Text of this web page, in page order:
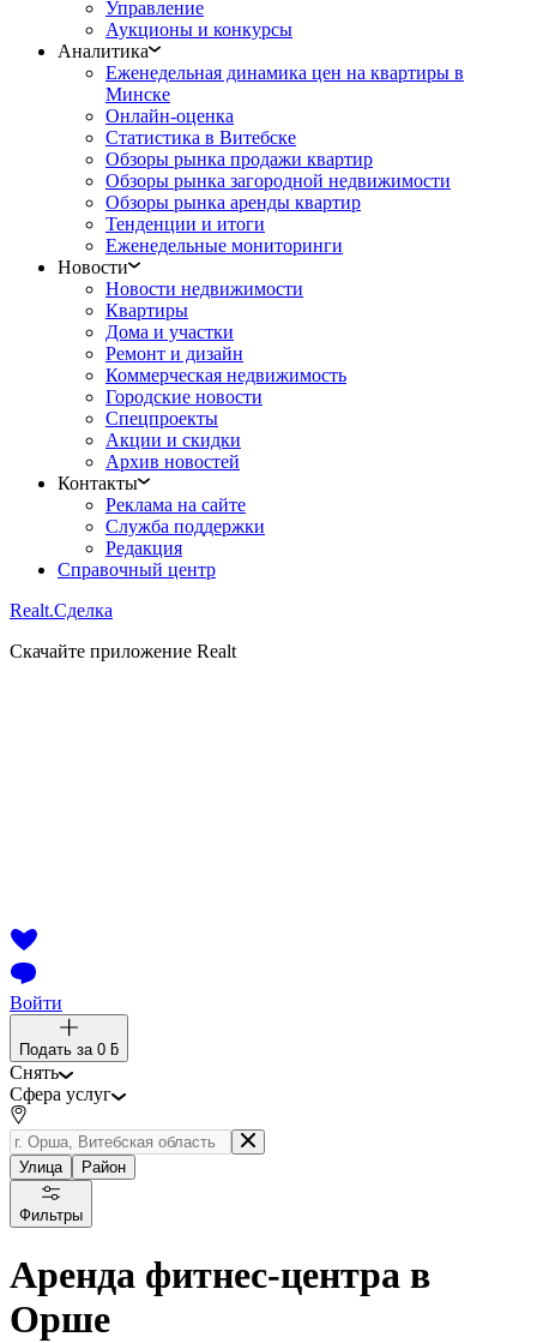
Управление
Аукционы и конкурсы
Аналитика
Еженедельная динамика цен на квартиры в
Минске
Онлайн-оценка
Статистика в Витебске
Обзоры рынка продажи квартир
Обзоры рынка загородной недвижимости
Обзоры рынка аренды квартир
Тенденции и итоги
Еженедельные мониторинги
Новости
Новости недвижимости
Квартиры
Дома и участки
Ремонт и дизайн
Коммерческая недвижимость
Городские новости
Спецпроекты
Акции и скидки
Архив новостей
Контакты
Реклама на сайте
Служба поддержки
Редакция
Справочный центр
Realt.Сделка
Скачайте приложение Realt
Войти
Подать за 0 ƃ
Снять
Сфера услуг
Улица Район
Фильтры
Аренда фитнес-центра в
Орше